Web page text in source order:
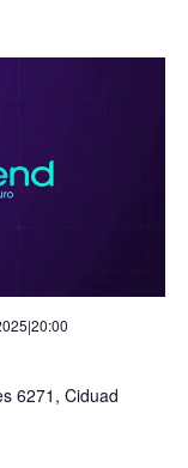
6271, Ciduad